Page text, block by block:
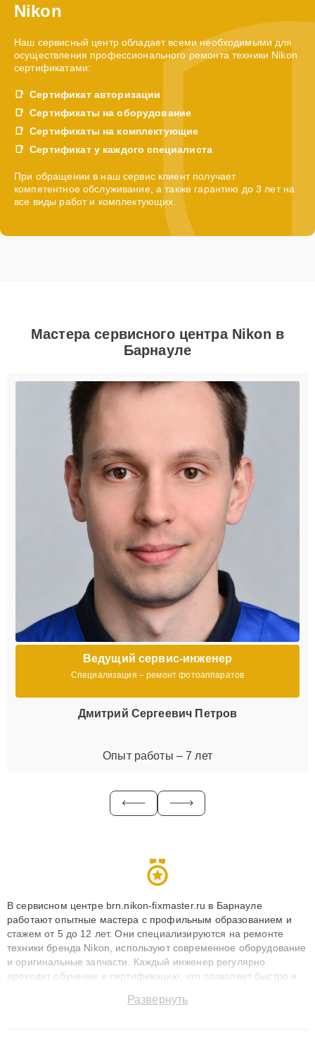
Nikon
Наш сервисный центр обладает всеми необходимыми для
осуществления профессионального ремонта техники Nikon
сертификатами:
Сертификат авторизации
Сертификаты на оборудование
Сертификаты на комплектующие
Сертификат у каждого специалиста
При обращении в наш сервис клиент получает
компетентное обслуживание, а также гарантию до 3 лет на
все виды работ и комплектующих.
Мастера сервисного центра Nikon в
Барнауле
Ведущий сервис-инженер
Специализация – ремонт фотоаппаратов
Дмитрий Сергеевич Петров
Опыт работы – 7 лет
В сервисном центре brn.nikon-fixmaster.ru в Барнауле
работают опытные мастера с профильным образованием и
стажем от 5 до 12 лет. Они специализируются на ремонте
техники бренда Nikon, используют современное оборудование
и оригинальные запчасти. Каждый инженер регулярно
проходит обучение и сертификацию, что позволяет быстро и
сохранением гарантии до 3 лет. Наши мастера решают
Развернуть